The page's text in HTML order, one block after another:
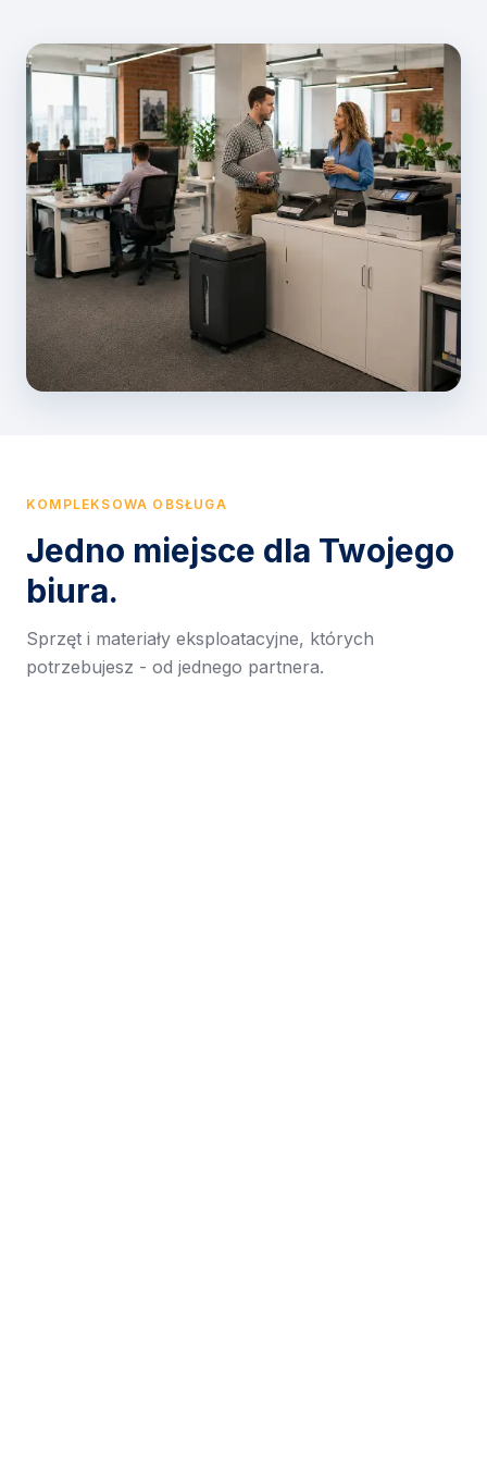
KOMPLEKSOWA OBSŁUGA
Jedno miejsce dla Twojego
biura.
Sprzęt i materiały eksploatacyjne, których
potrzebujesz - od jednego partnera.